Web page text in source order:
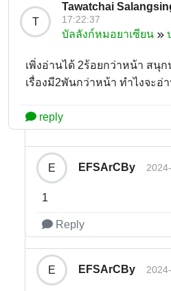
T
Tawatchai
17:22:37
บัลลังก์หมอยาเซียน
เพิ่งอ่านได้ 2ร้อยกว่าหน้า สนุ
เรื่องมี2พันกว่าหน้า ทำไงจะอ่
reply
E EFSArCBy
1
Reply
E EFSArCBy